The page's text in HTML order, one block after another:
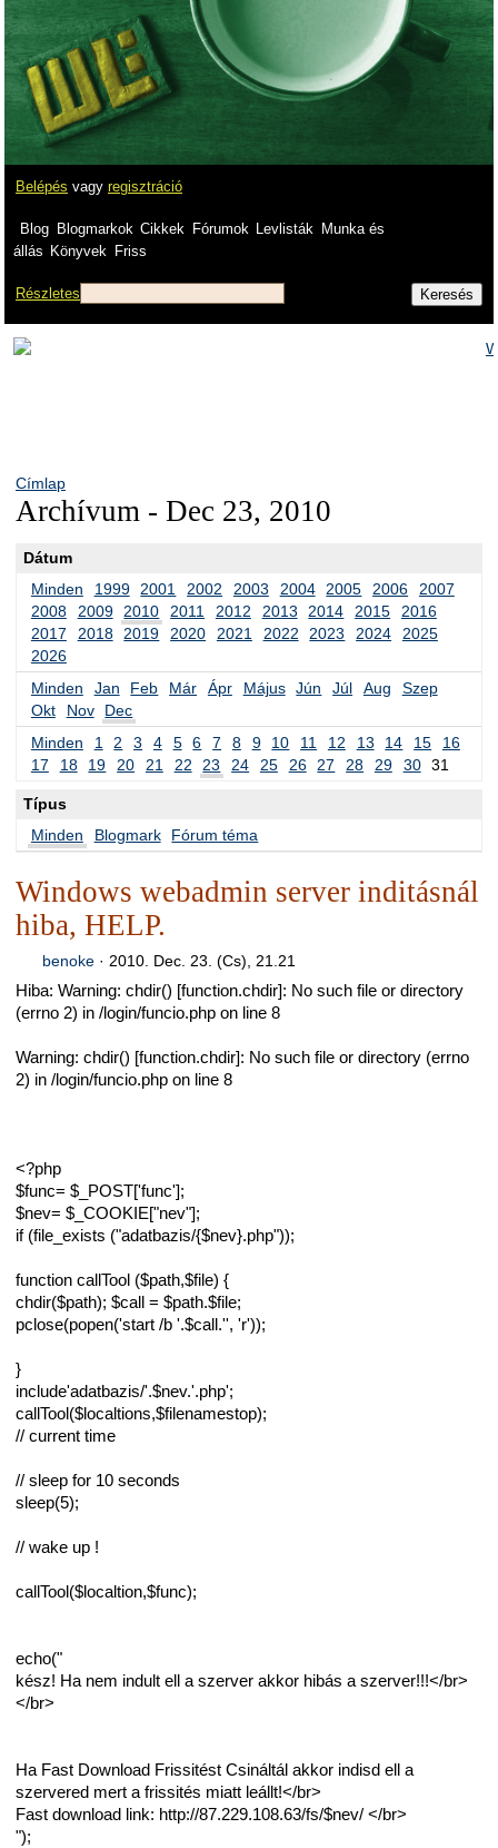
Belépés vagy regisztráció
Blog Blogmarkok Cikkek Fórumok Levlisták
Munka és
állás Könyvek Friss
Részletes
Címlap
Archívum - Dec 23, 2010
Dátum
Minden
1999 2001 2002 2003 2004 2005 2006
2007
2008
2009 2010 2011 2012 2013 2014 2015
2016
2017
2018 2019 2020 2021 2022 2023 2024
2025
2026
Minden
Jan Feb Már Ápr Május Jún Júl Aug
Szep
Okt
Nov
Dec
Minden
1 2 3 4 5 6 7 8 9 10 11 12 13 14 15
16
17
18 19 20 21 22 23 24 25 26 27 28 29 30 31
Típus
Minden
Blogmark Fórum téma
Windows webadmin server inditásnál
hiba, HELP.
benoke· 2010. Dec. 23. (Cs), 21.21
Hiba: Warning: chdir() [function.chdir]: No such file or directory
(errno 2) in /login/funcio.php on line 8
Warning: chdir() [function.chdir]: No such file or directory (errno
2) in /login/funcio.php on line 8
<?php
$func= $_POST['func'];
$nev= $_COOKIE["nev"];
if (file_exists ("adatbazis/{$nev}.php"));
function callTool ($path,$file) {
chdir($path); $call = $path.$file;
pclose(popen('start /b '.$call.'', 'r'));
}
include'adatbazis/'.$nev.'.php';
callTool($localtions,$filenamestop);
// current time
// sleep for 10 seconds
sleep(5);
// wake up !
callTool($localtion,$func);
echo("
kész! Ha nem indult ell a szerver akkor hibás a szerver!!!</br>
</br>
Ha Fast Download Frissitést Csináltál akkor indisd ell a
szervered mert a frissités miatt leállt!</br>
Fast download link: http://87.229.108.63/fs/$nev/ </br>
");